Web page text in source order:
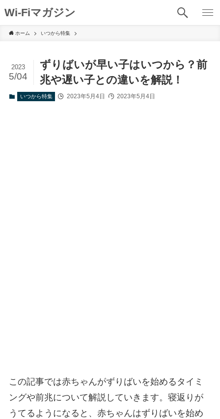
Wi-Fiマガジン
ホーム いつから特集
ずりばいが早い子はいつから？前
兆や遅い子との違いを解説！
2023
5/04
いつから特集 2023年5月4日 2023年5月4日
この記事では赤ちゃんがずりばいを始めるタイミ
ングや前兆について解説していきます。寝返りが
うてるようになると、赤ちゃんはずりばいを始め